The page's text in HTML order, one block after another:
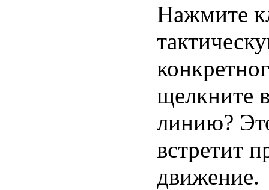
Нажмите
щелкните
линию?
встретит
движение.